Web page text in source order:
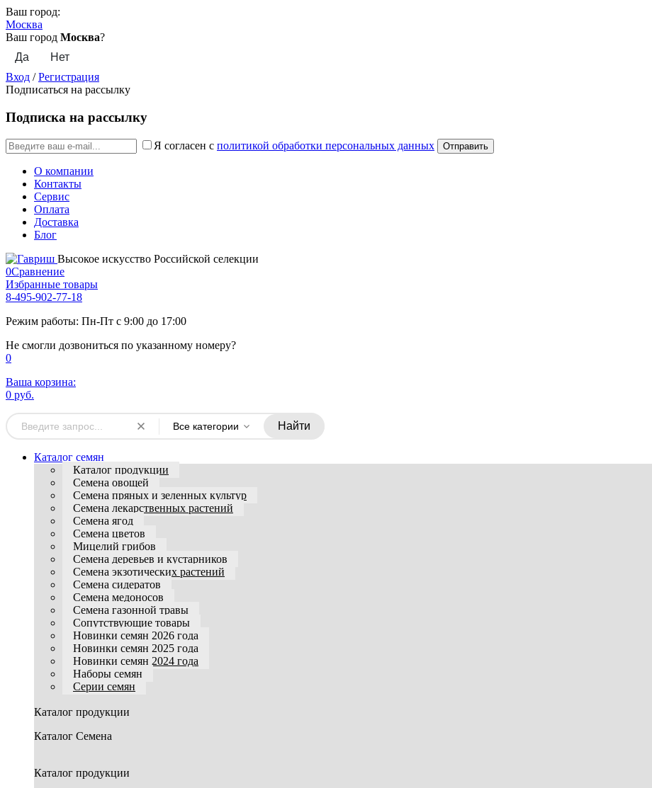
Ваш город:
Москва
Ваш город Москва?
Вход /Регистрация
Подписаться на рассылку
Подписка на рассылку
Я согласен с политикой обработки персональных данных
О компании
Контакты
Сервис
Оплата
Доставка
Блог
Высокое искусство Российской селекции
0Сравнение
Избранные товары
8-495-902-77-18
Режим работы: Пн-Пт с 9:00 до 17:00
Не смогли дозвониться по указанному номеру?
0
Ваша корзина:
0 руб.
Все категории Найти
Каталог семян
Каталог продукции
Семена овощей
Семена пряных и зеленных культур
Семена лекарственных растений
Семена ягод
Семена цветов
Мицелий грибов
Семена деревьев и кустарников
Семена экзотических растений
Семена сидератов
Семена медоносов
Семена газонной травы
Сопутствующие товары
Новинки семян 2026 года
Новинки семян 2025 года
Новинки семян 2024 года
Наборы семян
Серии семян
Каталог продукции
Каталог Семена
Каталог продукции